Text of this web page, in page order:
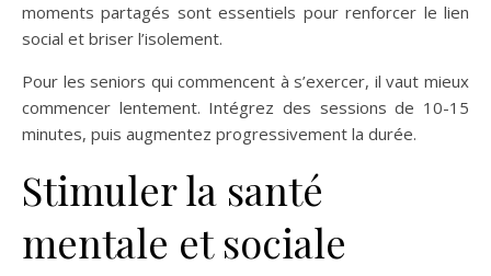
moments partagés sont essentiels pour renforcer le lien
social et briser l’isolement.
Pour les seniors qui commencent à s’exercer, il vaut mieux
commencer lentement. Intégrez des sessions de 10-15
minutes, puis augmentez progressivement la durée.
Stimuler la santé
mentale et sociale